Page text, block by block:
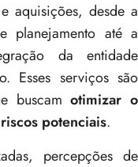
aquisições, desde a
planejamento até a
da entidade
Esses serviços são
buscamotimizar o
potenciais.
percepções de